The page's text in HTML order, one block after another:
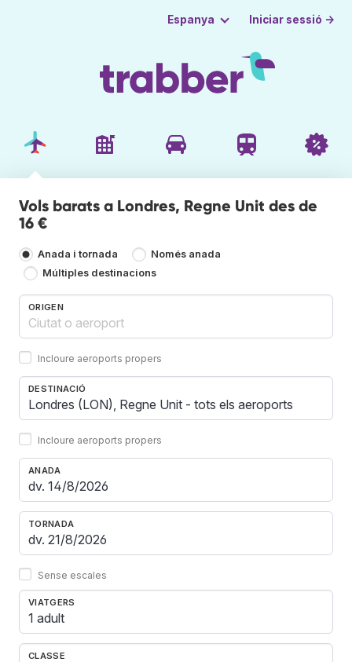
Espanya Iniciar sessió →
Vols barats a Londres, Regne Unit des de
16 €
Anada i tornada
Només anada
Múltiples destinacions
ORIGEN
Incloure aeroports propers
DESTINACIÓ
Incloure aeroports propers
ANADA
TORNADA
Sense escales
VIATGERS
1 adult
CLASSE